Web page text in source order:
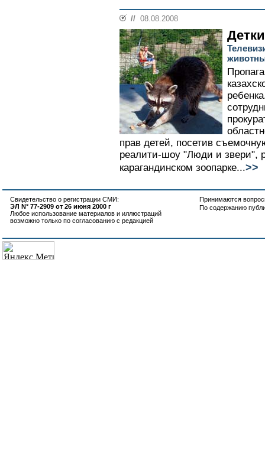
// 08.08.2008
прав детей, посетив
реалити-шоу "Люди и звери",
карагандинском зоопарке...>>
Свидетельство о регистрации СМИ:
ЭЛ N° 77-2909 от 26 июня 2000 г
Любое использование материалов и иллюстраций
возможно только по согласованию с редакцией
Принимаются
По содержанию